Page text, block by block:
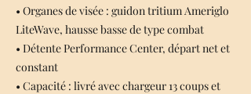
• Organes de visée : guidon tritium Ameriglo
LiteWave, hausse basse de type combat
• Détente Performance Center, départ net et
constant
• Capacité : livré avec chargeur 13 coups et